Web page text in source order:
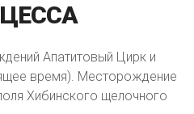
Апатитовый Цирк и
время). Месторождение
Хибинского щелочного